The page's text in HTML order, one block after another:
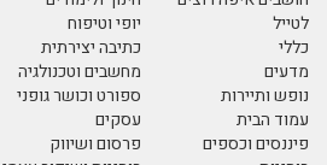
לטייל
יופי וטיפוח
כללי
כתיבה יצירתית
מדעים
מחשבים וטכנולגיה
נופש ותיירות
ספורט וכושר גופני
עמוד הבית
עסקים
פיננסים וכספים
פרסום ושיווק